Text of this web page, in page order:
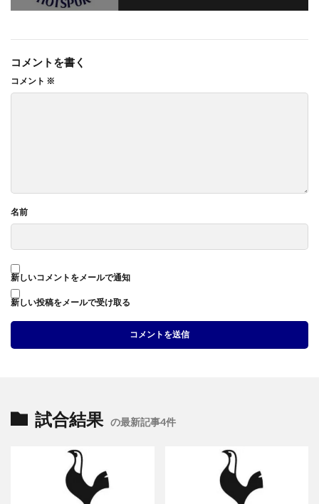
コメントを書く
コメント ※
名前
新しいコメントをメールで通知
新しい投稿をメールで受け取る
試合結果 の最新記事4件